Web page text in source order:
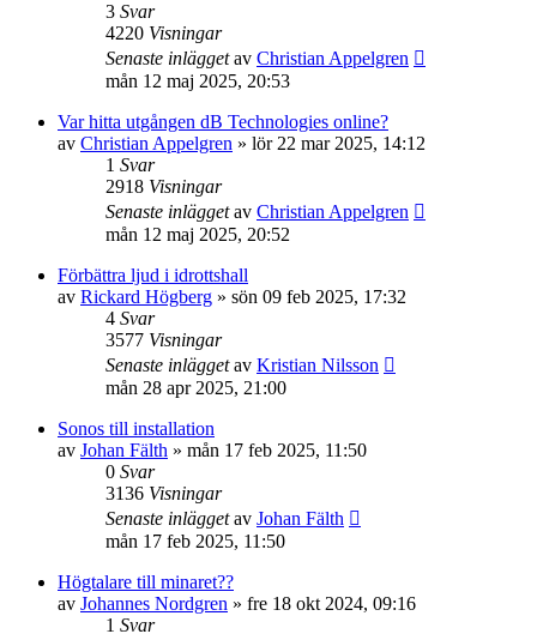
3 Svar
4220 Visningar
Senaste inläggetav Christian Appelgren
mån 12 maj 2025, 20:53
Var hitta utgången dB Technologies online?
av Christian Appelgren » lör 22 mar 2025, 14:12
1 Svar
2918 Visningar
Senaste inläggetav Christian Appelgren
mån 12 maj 2025, 20:52
Förbättra ljud i idrottshall
av Rickard Högberg » sön 09 feb 2025, 17:32
4 Svar
3577 Visningar
Senaste inläggetav Kristian Nilsson
mån 28 apr 2025, 21:00
Sonos till installation
av Johan Fälth » mån 17 feb 2025, 11:50
0 Svar
3136 Visningar
Senaste inläggetav Johan Fälth
mån 17 feb 2025, 11:50
Högtalare till minaret??
av Johannes Nordgren » fre 18 okt 2024, 09:16
1 Svar